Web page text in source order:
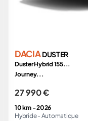
DACIADUSTER
Duster Hybrid 155...
Journey...
27 990 €
10 km -2026
Hybride - Automatique